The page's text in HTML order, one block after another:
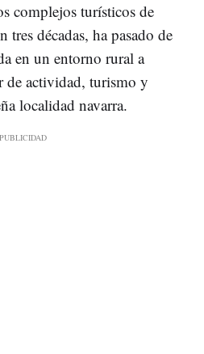
complejos turísticos de
tres décadas, ha pasado de
en un entorno rural a
de actividad, turismo y
localidad navarra.